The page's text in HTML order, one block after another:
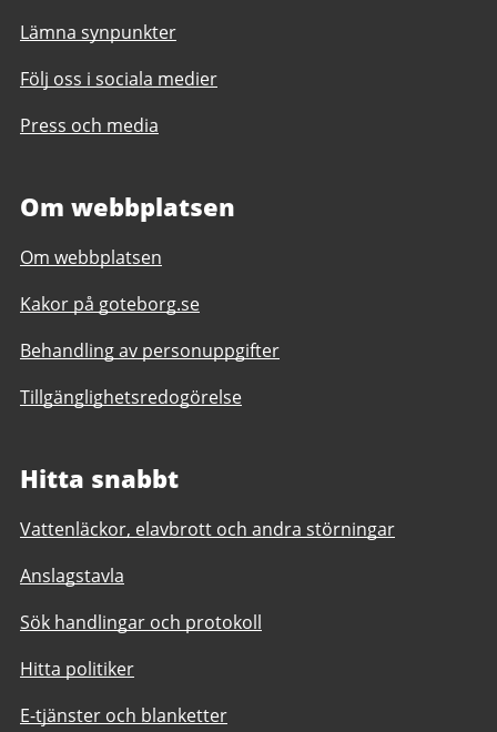
Lämna synpunkter
Följ oss i sociala medier
Press och media
Om webbplatsen
Om webbplatsen
Kakor på goteborg.se
Behandling av personuppgifter
Tillgänglighetsredogörelse
Hitta snabbt
Vattenläckor, elavbrott och andra störningar
Anslagstavla
Sök handlingar och protokoll
Hitta politiker
E-tjänster och blanketter